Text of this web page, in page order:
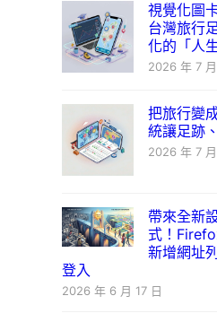
視覺化圖
台灣旅行
化的「人
2026 年 7
把旅行變
統讓足跡
2026 年 7
帶來全新
式！
新增網址
登入
2026 年 6 月 17 日